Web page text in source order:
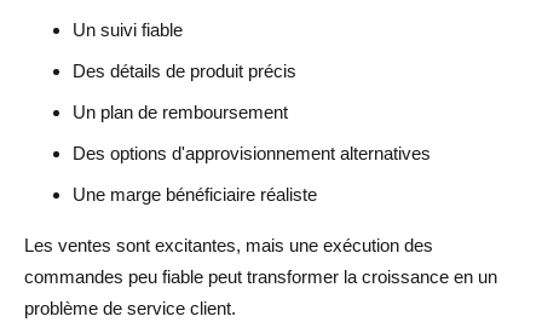
Un suivi fiable
Des détails de produit précis
Un plan de remboursement
Des options d'approvisionnement alternatives
Une marge bénéficiaire réaliste
Les ventes sont excitantes, mais une exécution des
commandes peu fiable peut transformer la croissance en un
problème de service client.